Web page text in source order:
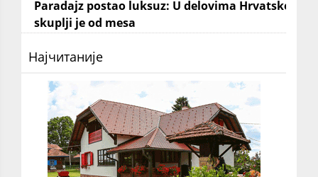
Paradajz postao luksuz: U delovima Hrvatske
skuplji je od mesa
Најчитаније